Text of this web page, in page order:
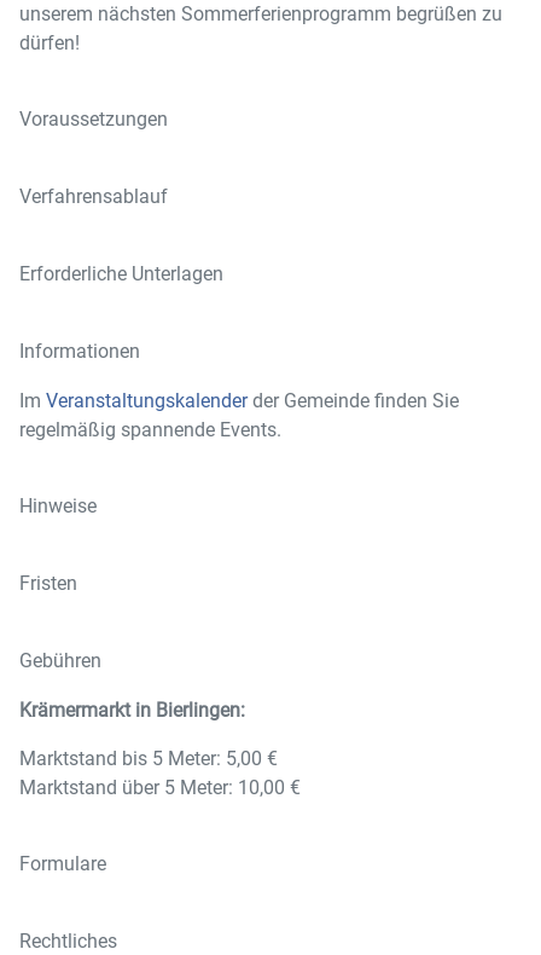
unserem nächsten Sommerferienprogramm begrüßen zu
dürfen!
Voraussetzungen
Verfahrensablauf
Erforderliche Unterlagen
Informationen
Im Veranstaltungskalenderder Gemeinde finden Sie
regelmäßig spannende Events.
Hinweise
Fristen
Gebühren
Krämermarkt in Bierlingen:
Marktstand bis 5 Meter: 5,00 €
Marktstand über 5 Meter: 10,00 €
Formulare
Rechtliches